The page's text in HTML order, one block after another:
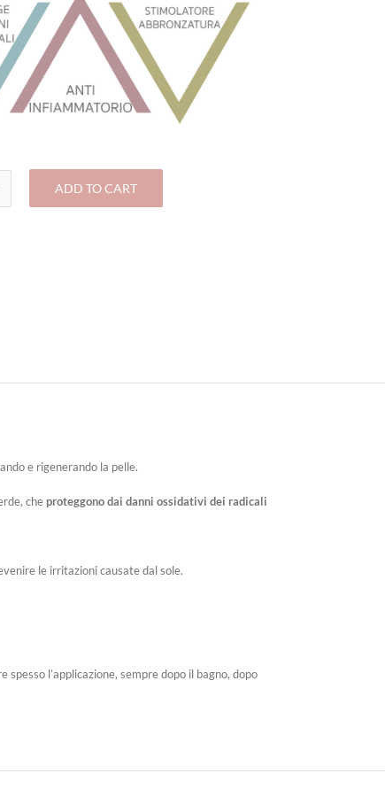
ADD TO CART
e rigenerando la pelle.
che proteggono dai danni ossidativi dei radicali
le irritazioni causate dal sole.
l’applicazione, sempre dopo il bagno, dopo